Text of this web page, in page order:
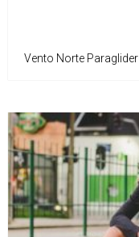
Vento Norte Paraglider